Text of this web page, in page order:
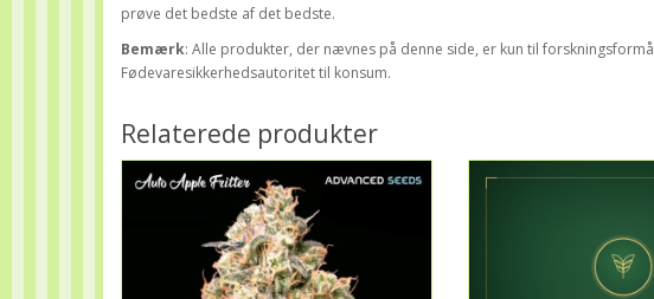
prøve det bedste af det bedste.
Bemærk: Alle produkter, der nævnes på denne side, er kun til
Fødevaresikkerhedsautoritet til konsum.
Relaterede produkter